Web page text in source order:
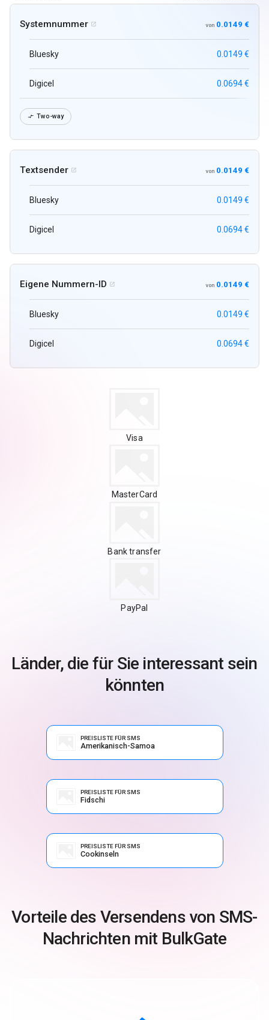
Systemnummer  von 0.0149 €
Bluesky 0.0149 €
Digicel 0.0694 €
 Two-way
Textsender  von 0.0149 €
Bluesky 0.0149 €
Digicel 0.0694 €
Eigene Nummern-ID  von 0.0149 €
Bluesky 0.0149 €
Digicel 0.0694 €
Visa
MasterCard
Bank transfer
PayPal
Länder, die für Sie interessant sein
könnten
PREISLISTE FÜR SMS
Amerikanisch-Samoa
PREISLISTE FÜR SMS
Fidschi
PREISLISTE FÜR SMS
Cookinseln
Vorteile des Versendens von SMS-
Nachrichten mit BulkGate